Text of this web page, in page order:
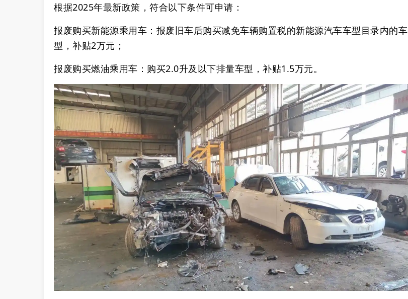
根据2025年最新政策，符合以下条件可申请：
‌报废购买新能源乘用车‌：报废旧车后购买减免车辆购置税的新能源汽车车型目录内的车
型，补贴‌2万元‌；
‌报废购买‌燃油乘用车‌：购买2.0升及以下排量车型，补贴‌1.5万元‌。